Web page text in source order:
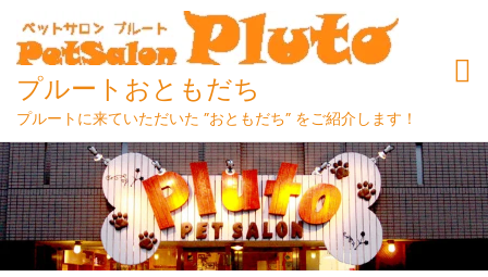
Skip
to
content
プルートおともだち
プルートに来ていただいた ”おともだち” をご紹介します！